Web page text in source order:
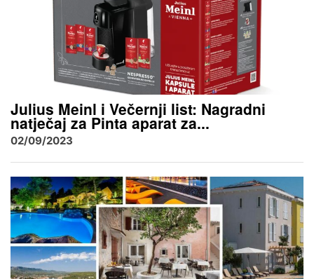
Julius Meinl i Večernji list: Nagradni
natječaj za Pinta aparat za...
02/09/2023